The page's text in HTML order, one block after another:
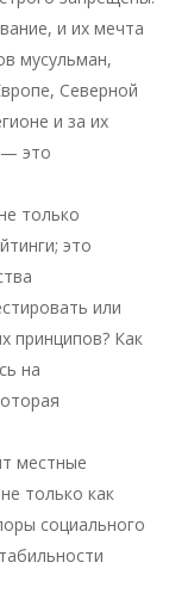
и их мечта
мусульман,
Северной
и за их
— это
только
это
или
принципов? Как
на
местные
только как
социального